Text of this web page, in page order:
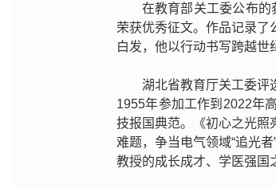
在教育部关工委公布的
荣获优秀征文。作品记录了
白发，他以行动书写跨越世
湖北省教育厅关工委评
1955年参加工作到2022年
技报国典范。《初心之光照
难题，争当电气领域“追光
教授的成长成才、学医强国